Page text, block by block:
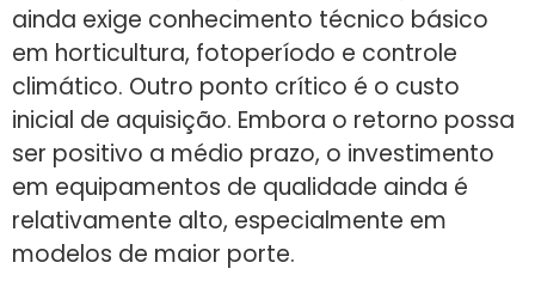
ainda exige conhecimento técnico básico
em horticultura, fotoperíodo e controle
climático. Outro ponto crítico é o custo
inicial de aquisição. Embora o retorno possa
ser positivo a médio prazo, o investimento
em equipamentos de qualidade ainda é
relativamente alto, especialmente em
modelos de maior porte.